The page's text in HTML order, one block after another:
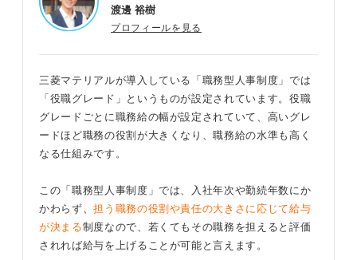
渡邊 裕樹
プロフィールを見る
三菱マテリアルが導入している「職務型人事制度」では
「役職グレード」というものが設定されています。役職
グレードごとに職務給の幅が設定されていて、高いグレ
ードほど職務の役割が大きくなり、職務給の水準も高く
なる仕組みです。
この「職務型人事制度」では、入社年次や勤続年数にか
かわらず、担う職務の役割や責任の大きさに応じて給与
が決まる制度なので、若くてもその職務を担えると評価
されれば給与を上げることが可能と言えます。